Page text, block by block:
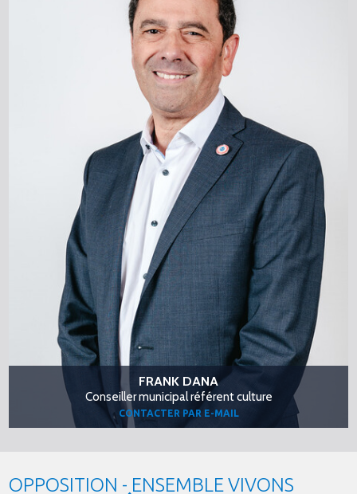
FRANK DANA
Conseiller municipal référent culture
CONTACTER PAR E-MAIL
OPPOSITION - ENSEMBLE VIVONS